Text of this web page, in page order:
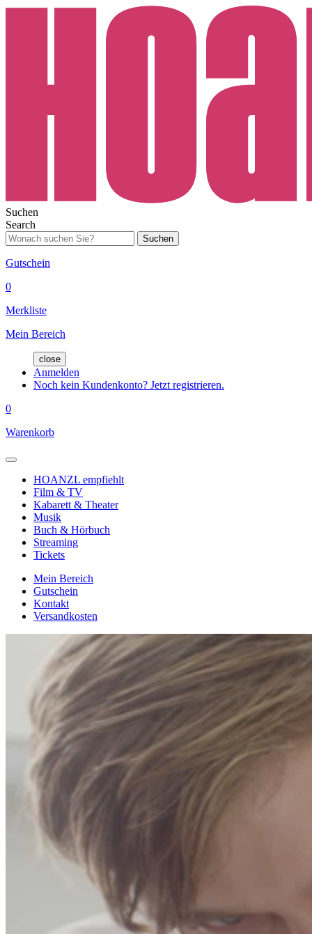
Suchen
Search
Suchen
Gutschein
0
Merkliste
Mein Bereich
close
Anmelden
Noch kein Kundenkonto? Jetzt registrieren.
0
Warenkorb
HOANZL empfiehlt
Film & TV
Kabarett & Theater
Musik
Buch & Hörbuch
Streaming
Tickets
Mein Bereich
Gutschein
Kontakt
Versandkosten